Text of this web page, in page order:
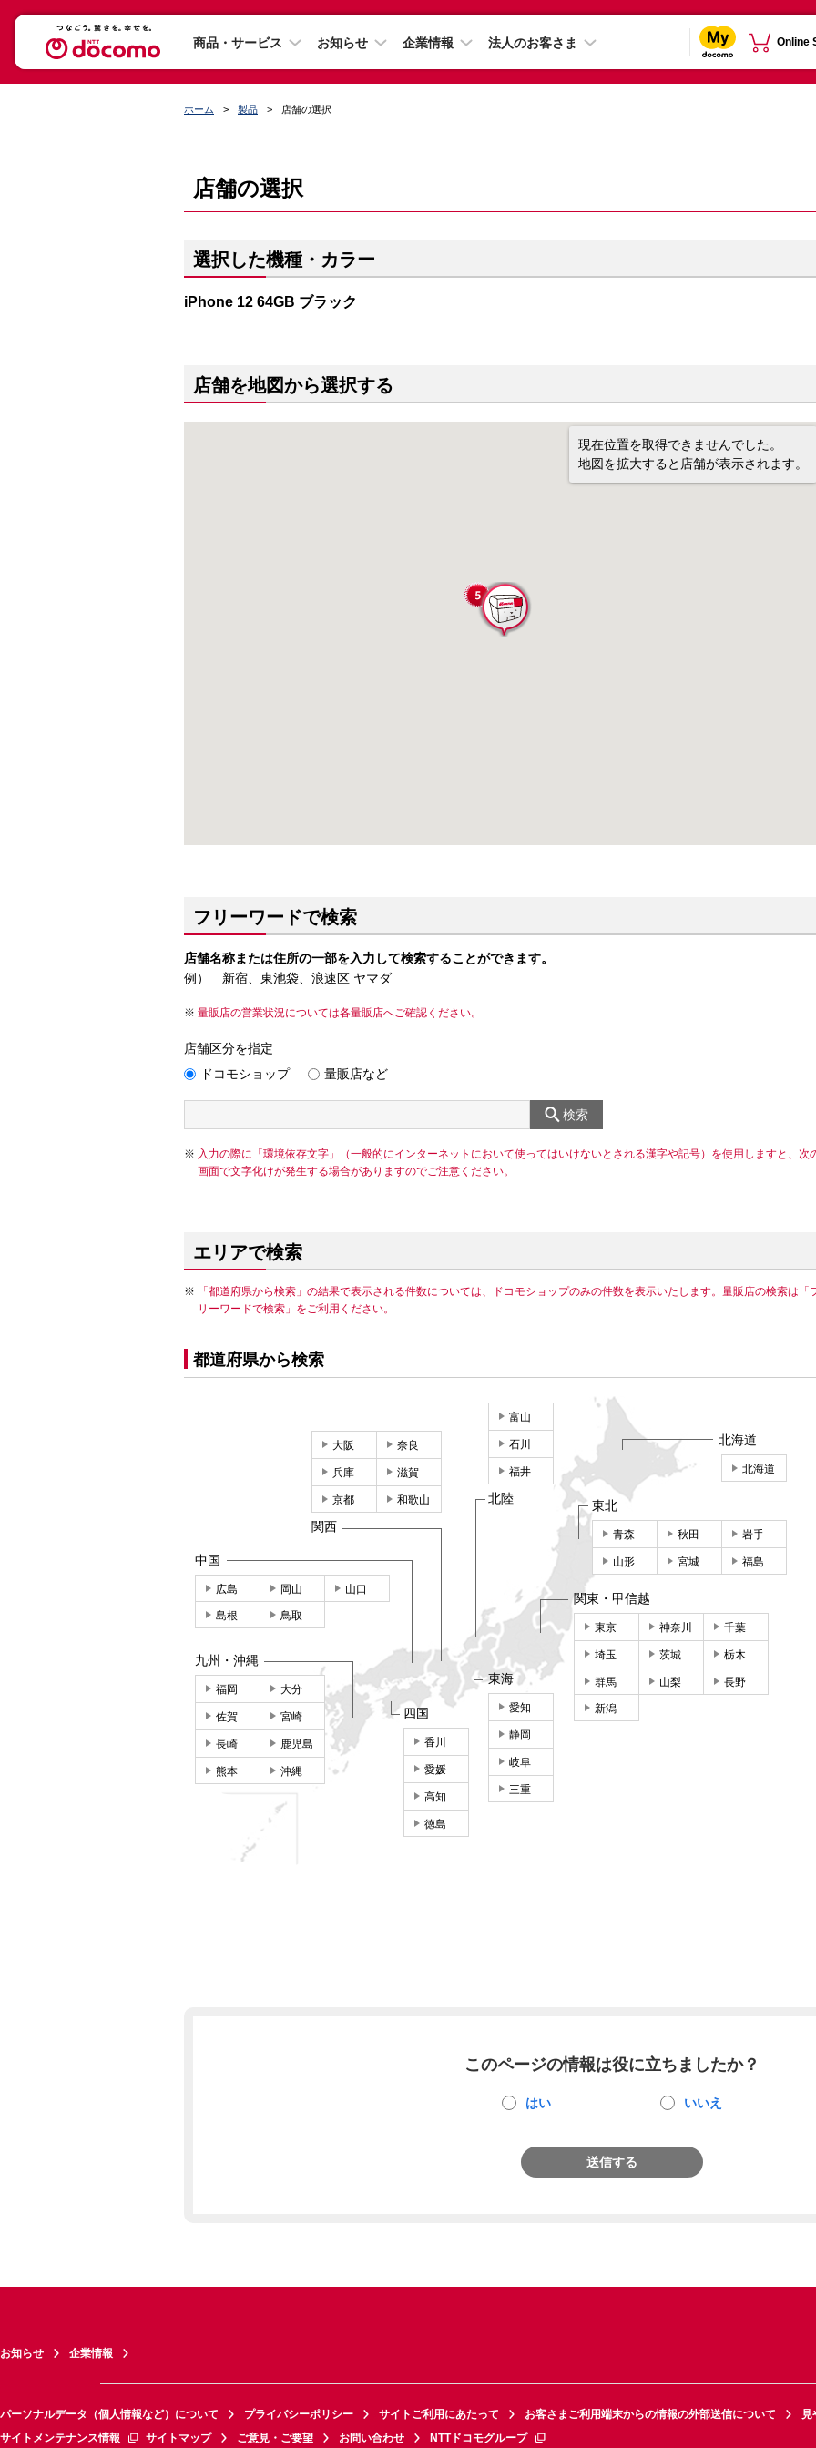
商品・サービス お知らせ 企業情報 法人のお客さま Online
ホーム 製品 店舗の選択
店舗の選択
選択した機種・カラー
iPhone 12 64GB ブラック
店舗を地図から選択する
現在位置を取得できませんでした。
地図を拡大すると店舗が表示されます。
フリーワードで検索
店舗名称または住所の一部を入力して検索することができます。
例） 新宿、東池袋、浪速区 ヤマダ
量販店の営業状況については各量販店へご確認ください。
店舗区分を指定
ドコモショップ
量販店など
検索
入力の際に「環境依存文字」（一般的にインターネットにおいて使ってはいけないとされる漢字や記号）を使用しますと、次
画面で文字化けが発生する場合がありますのでご注意ください。
エリアで検索
「都道府県から検索」の結果で表示される件数については、ドコモショップのみの件数を表示いたします。量販店の検索は「
リーワードで検索」をご利用ください。
都道府県から検索
北海道
北海道
東北
青森 秋田 岩手
山形 宮城 福島
関東・甲信越
東京 神奈川 千葉
埼玉 茨城 栃木
群馬 山梨 長野
新潟
東海
愛知
静岡
岐阜
三重
富山
石川
福井
北陸
大阪 奈良
兵庫 滋賀
京都 和歌山
関西
中国
広島 岡山 山口
島根 鳥取
四国
香川
愛媛
高知
徳島
九州・沖縄
福岡 大分
佐賀 宮崎
長崎 鹿児島
熊本 沖縄
このページの情報は役に立ちましたか？
はい いいえ
送信する
お知らせ 企業情報
パーソナルデータ（個人情報など）について プライバシーポリシー サイトご利用にあたって お客さまご利用端末からの情報の外部送信について
見
サイトメンテナンス情報
サイトマップ ご意見・ご要望 お問い合わせ NTTドコモグループ